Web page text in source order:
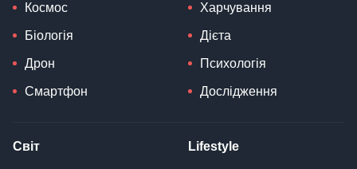
Космос
Біологія
Дрон
Смартфон
Харчування
Дієта
Психологія
Дослідження
Світ Lifestyle